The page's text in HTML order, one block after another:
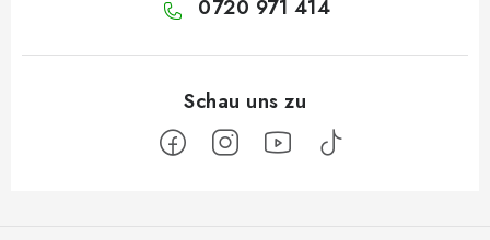
0720 971 414